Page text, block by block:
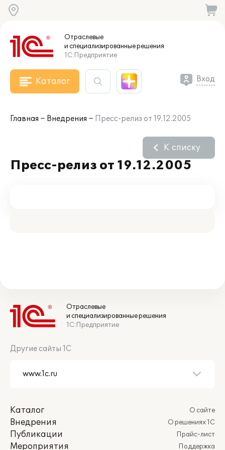
Отраслевые
и специализированныерешения
1С:Предприятие
Каталог Вход
Главная Внедрения Пресс-релиз от 19.12.2005
Пресс-релиз от 19.12.2005
К списку
Отраслевые
и специализированные решения
1С:Предприятие
Другие сайты 1С
Каталог
Внедрения
Публикации
Мероприятия
О сайте
О решениях 1С
Прайс-лист
Поддержка